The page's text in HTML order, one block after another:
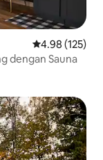
Penarafan
4.98 (125)
dengan Sauna